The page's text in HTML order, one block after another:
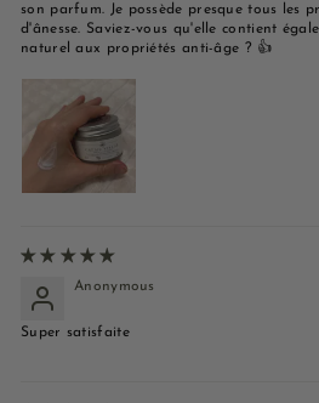
son parfum. Je possède presque tous les
d'ânesse. Saviez-vous qu'elle contient
naturel aux propriétés anti-âge ? 👍
Anonymous
Super satisfaite